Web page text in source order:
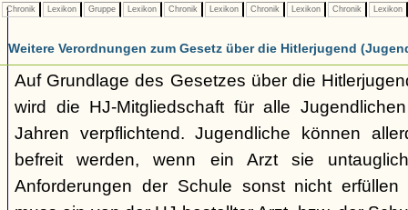
Chronik Lexikon Gruppe Lexikon Chronik Lexikon Chronik Lexikon Chronik Lexikon
Weitere Verordnungen zum Gesetz über die Hitlerjugend
Auf Grundlage des Gesetzes über die
wird die HJ-Mitgliedschaft für alle
Jahren verpflichtend. Jugendliche können
befreit werden, wenn ein Arzt sie
Anforderungen der Schule sonst nicht